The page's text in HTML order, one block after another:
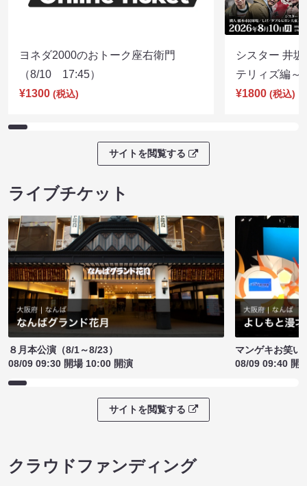
ヨネダ2000のおトーク座右衛門
（8/10 17:45）
¥1300 (税込)
シスター 井
テリィズ編
¥1800 (税込)
サイトを閲覧する
ライブチケット
８月本公演（8/1～8/23）
08/09 09:30 開場 10:00 開演
マンゲキお笑い
08/09 09:40 開
サイトを閲覧する
クラウドファンディング